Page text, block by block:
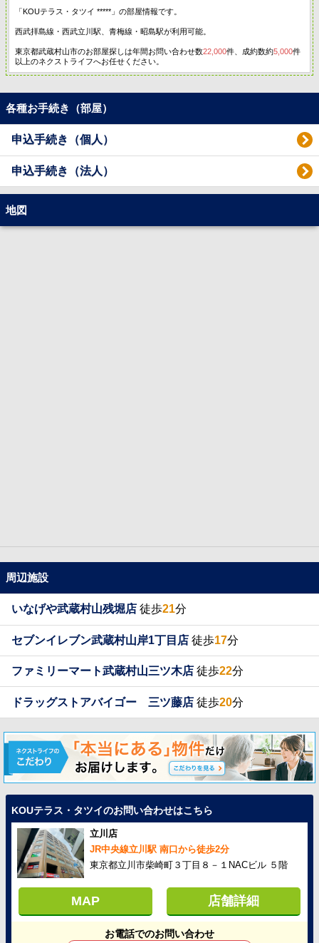
「KOUテラス・タツイ *****」の部屋情報です。
西武拝島線・西武立川駅、青梅線・昭島駅が利用可能。
東京都武蔵村山市のお部屋探しは年間お問い合わせ数22,000件、成約数約5,000件
以上のネクストライフへお任せください。
各種お手続き（部屋）
申込手続き（個人）
申込手続き（法人）
地図
周辺施設
いなげや武蔵村山残堀店 徒歩21分
セブンイレブン武蔵村山岸1丁目店 徒歩17分
ファミリーマート武蔵村山三ツ木店 徒歩22分
ドラッグストアバイゴー 三ツ藤店 徒歩20分
KOUテラス・タツイのお問い合わせはこちら
立川店
JR中央線立川駅 南口から徒歩2分
東京都立川市柴崎町３丁目８－１NACビル ５階
MAP 店舗詳細
お電話でのお問い合わせ